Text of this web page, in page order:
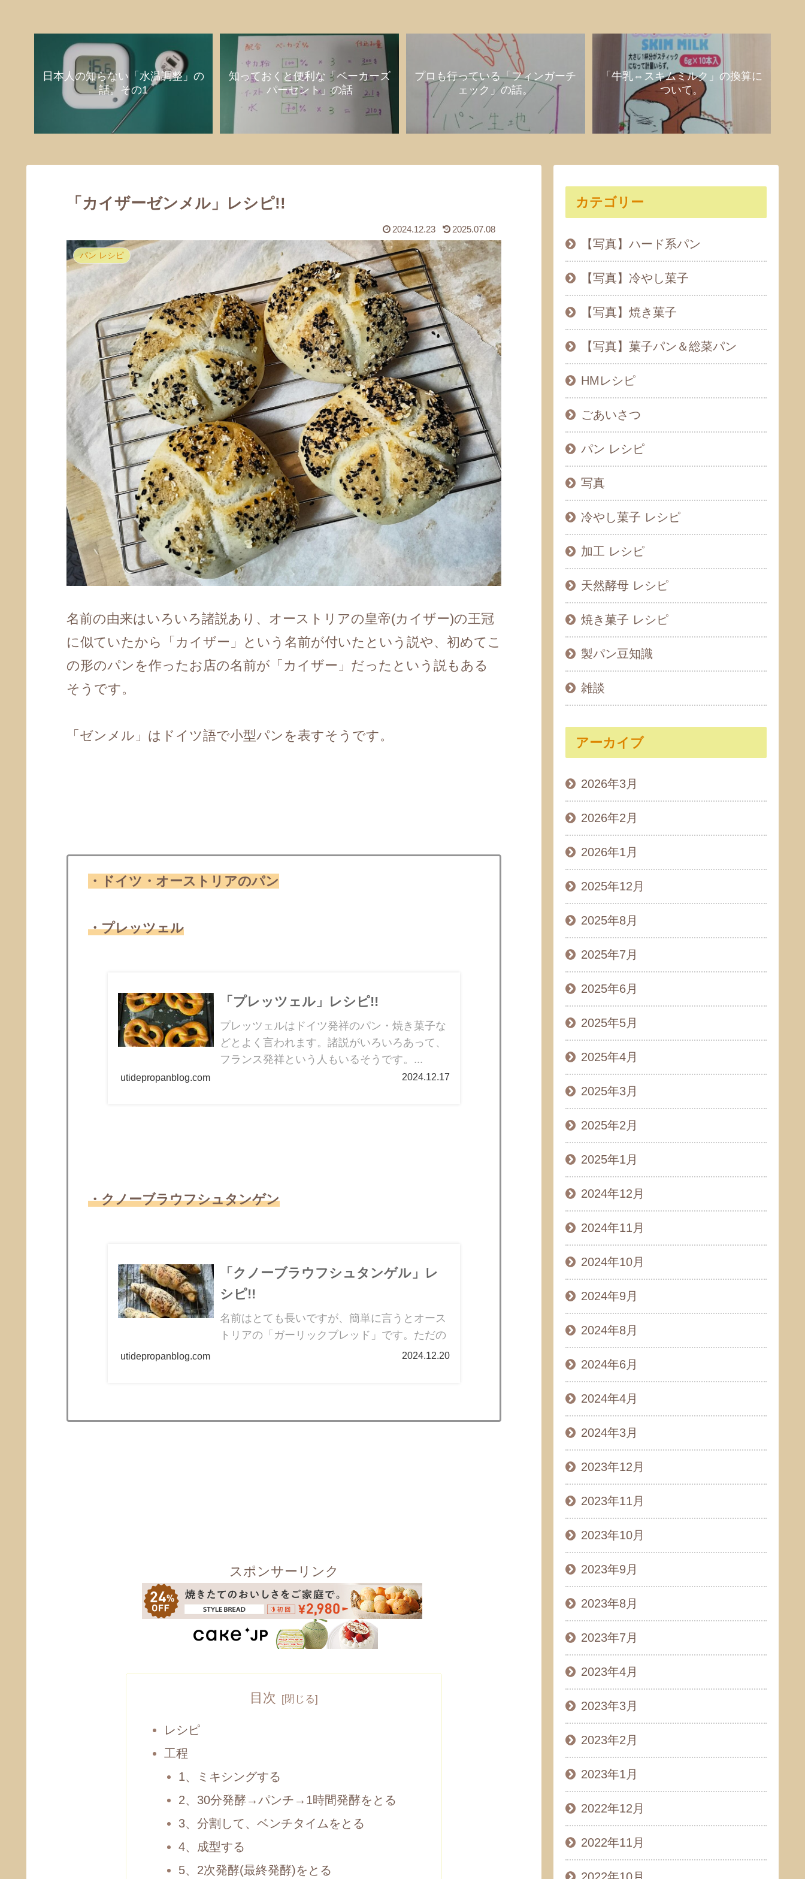
日本人の知らない「水温調整」の
話。その1
知っておくと便利な「ベーカーズ
パーセント」の話
プロも行っている「フィンガーチ
ェック」の話。
「牛乳⇔スキムミルク」の換算に
ついて。
「カイザーゼンメル」レシピ!!
2024.12.23 2025.07.08
パン レシピ
名前の由来はいろいろ諸説あり、オーストリアの皇帝(カイザー)の王冠
に似ていたから「カイザー」という名前が付いたという説や、初めてこ
の形のパンを作ったお店の名前が「カイザー」だったという説もある
そうです。
「ゼンメル」はドイツ語で小型パンを表すそうです。
・ドイツ・オーストリアのパン
・プレッツェル
「プレッツェル」レシピ!!
プレッツェルはドイツ発祥のパン・焼き菓子な
どとよく言われます。諸説がいろいろあって、
フランス発祥という人もいるそうです。...
utidepropanblog.com 2024.12.17
・クノーブラウフシュタンゲン
「クノーブラウフシュタンゲル」レ
シピ!!
名前はとても長いですが、簡単に言うとオース
トリアの「ガーリックブレッド」です。ただの
ガーリックバターではなく、パセリやす...
utidepropanblog.com 2024.12.20
スポンサーリンク
目次
レシピ
工程
1、ミキシングする
2、30分発酵→パンチ→1時間発酵をとる
3、分割して、ベンチタイムをとる
4、成型する
5、2次発酵(最終発酵)をとる
カテゴリー
【写真】ハード系パン
【写真】冷やし菓子
【写真】焼き菓子
【写真】菓子パン＆総菜パン
HMレシピ
ごあいさつ
パン レシピ
写真
冷やし菓子 レシピ
加工 レシピ
天然酵母 レシピ
焼き菓子 レシピ
製パン豆知識
雑談
アーカイブ
2026年3月
2026年2月
2026年1月
2025年12月
2025年8月
2025年7月
2025年6月
2025年5月
2025年4月
2025年3月
2025年2月
2025年1月
2024年12月
2024年11月
2024年10月
2024年9月
2024年8月
2024年6月
2024年4月
2024年3月
2023年12月
2023年11月
2023年10月
2023年9月
2023年8月
2023年7月
2023年4月
2023年3月
2023年2月
2023年1月
2022年12月
2022年11月